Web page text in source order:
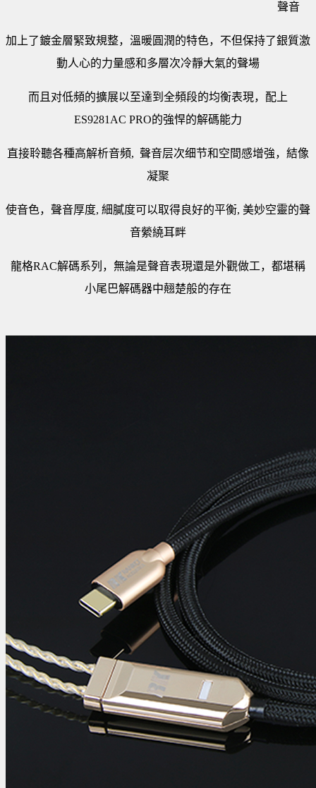
聲音
加上了鍍金層緊致規整，溫暖圓潤的特色，不但保持了銀質激
動人心的力量感和多層次冷靜大氣的聲場
而且对低頻的擴展以至達到全頻段的均衡表現，配上
ES9281AC PRO的強悍的解碼能力
直接聆聽各種高解析音頻, 聲音层次细节和空間感增強，結像
凝聚
使音色，聲音厚度, 細膩度可以取得良好的平衡, 美妙空靈的聲
音縈繞耳畔
龍格RAC解碼系列，無論是聲音表現還是外觀做工，都堪稱
小尾巴解碼器中翹楚般的存在